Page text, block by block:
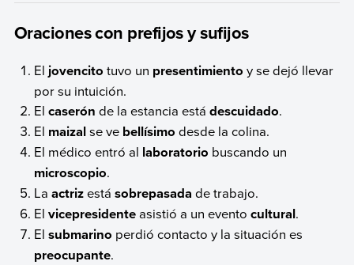
Oraciones con prefijos y sufijos
El jovencitotuvo un presentimientoy se dejó llevar
por su intuición.
Elcaserónde la estancia estádescuidado.
El maizalse ve bellísimodesde la colina.
El médico entró al laboratorio buscando un
microscopio.
Laactrizestásobrepasadade trabajo.
Elvicepresidenteasistió a un eventocultural.
Elsubmarino perdió contacto y la situación es
preocupante.